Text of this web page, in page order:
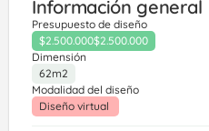
Información general
Presupuesto de diseño
$2.500.000$2.500.000
Dimensión
62m2
Modalidad del diseño
Diseño virtual